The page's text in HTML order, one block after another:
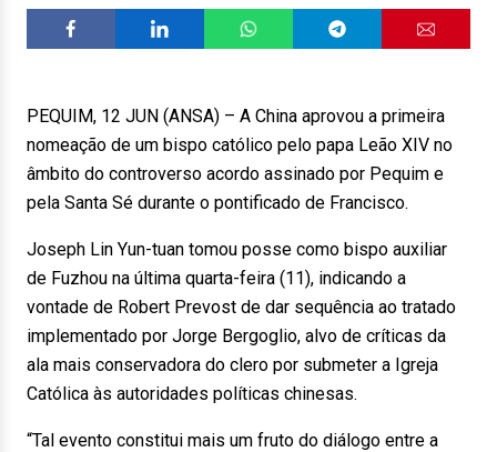
PEQUIM, 12 JUN (ANSA) – A China aprovou a primeira
nomeação de um bispo católico pelo papa Leão XIV no
âmbito do controverso acordo assinado por Pequim e
pela Santa Sé durante o pontificado de Francisco.
Joseph Lin Yun-tuan tomou posse como bispo auxiliar
de Fuzhou na última quarta-feira (11), indicando a
vontade de Robert Prevost de dar sequência ao tratado
implementado por Jorge Bergoglio, alvo de críticas da
ala mais conservadora do clero por submeter a Igreja
Católica às autoridades políticas chinesas.
“Tal evento constitui mais um fruto do diálogo entre a